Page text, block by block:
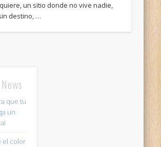
un sitio donde no vive nadie,
destino, …
que tu
un
el color